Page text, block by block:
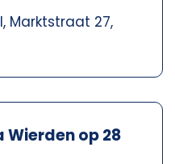
Marktstraat 27,
op 28